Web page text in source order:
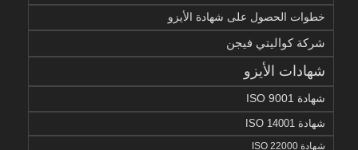
خطوات الحصول على شهادة الأيزو
شركة كواليتي فيجن
شهادات الأيزو
شهادة ISO 9001
شهادة ISO 14001
شهادة ISO 22000